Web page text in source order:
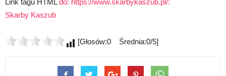
Link tagu HTMLdo: https://www.skarbykaszub.pl/:
Skarby Kaszub
[Głosów:0 Średnia:0/5]